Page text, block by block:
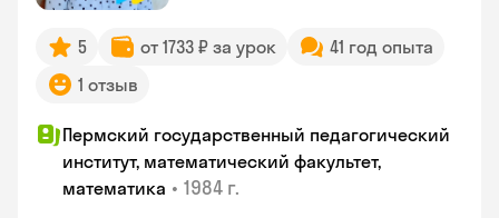
5 от 1733 ₽ за урок
41 год опыта
1 отзыв
Пермский государственный педагогический
институт, математический факультет,
математика • 1984 г.